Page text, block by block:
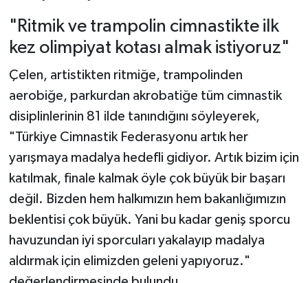
"Ritmik ve trampolin cimnastikte ilk
kez olimpiyat kotası almak istiyoruz"
Çelen, artistikten ritmiğe, trampolinden
aerobiğe, parkurdan akrobatiğe tüm cimnastik
disiplinlerinin 81 ilde tanındığını söyleyerek,
"Türkiye Cimnastik Federasyonu artık her
yarışmaya madalya hedefli gidiyor. Artık bizim için
katılmak, finale kalmak öyle çok büyük bir başarı
değil. Bizden hem halkımızın hem bakanlığımızın
beklentisi çok büyük. Yani bu kadar geniş sporcu
havuzundan iyi sporcuları yakalayıp madalya
aldırmak için elimizden geleni yapıyoruz."
değerlendirmesinde bulundu.